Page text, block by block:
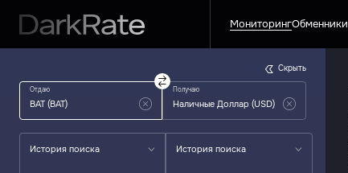
МониторингОбменники
Отдаю Получаю
История поиска История поиска
Скрыть